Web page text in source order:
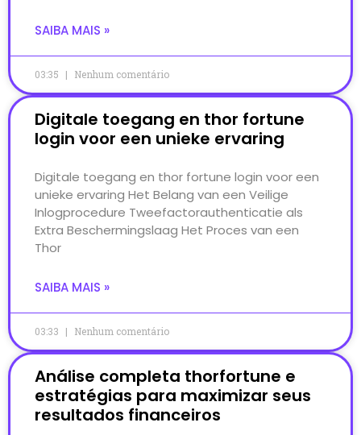
SAIBA MAIS »
03:35 Nenhum comentário
Digitale toegang en thor fortune
login voor een unieke ervaring
Digitale toegang en thor fortune login voor een
unieke ervaring Het Belang van een Veilige
Inlogprocedure Tweefactorauthenticatie als
Extra Beschermingslaag Het Proces van een
Thor
SAIBA MAIS »
03:33 Nenhum comentário
Análise completa thorfortune e
estratégias para maximizar seus
resultados financeiros